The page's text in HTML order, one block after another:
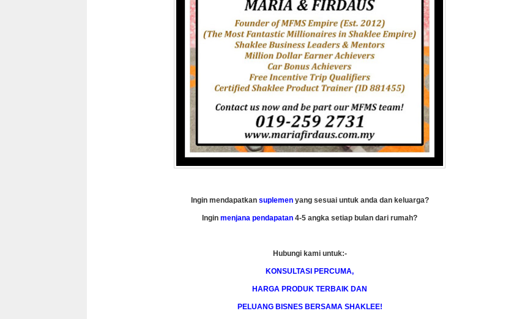
Ingin mendapatkansuplemenyang sesuai untuk anda dan keluarga?
Ingin menjana pendapatan 4-5 angka setiap bulan dari rumah?
Hubungi kami untuk:-
KONSULTASI PERCUMA,
HARGA PRODUK TERBAIK DAN
PELUANG BISNES BERSAMA SHAKLEE!